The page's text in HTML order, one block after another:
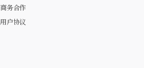
商务合作
用户协议